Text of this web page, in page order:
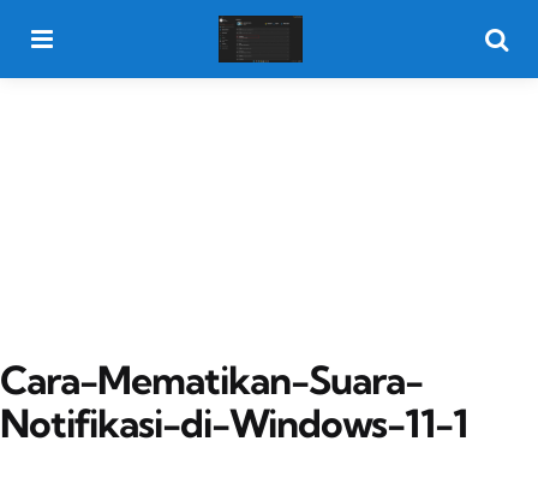
Cara-Mematikan-Suara-
Notifikasi-di-Windows-11-1